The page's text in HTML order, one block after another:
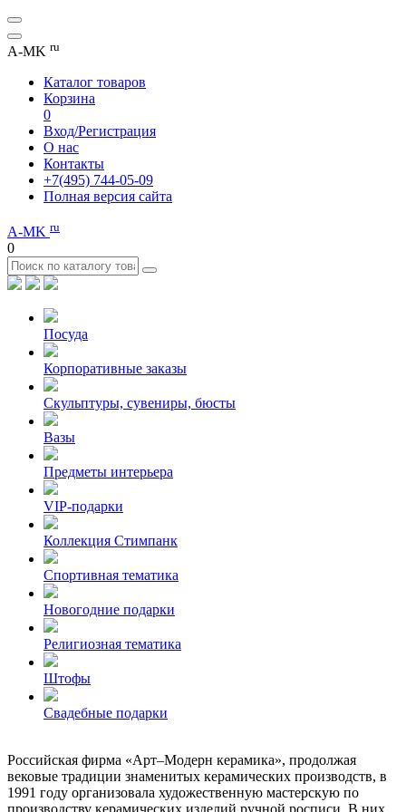
A-MK ru
Каталог товаров
Корзина
0
Вход/Регистрация
О нас
Контакты
+7(495) 744-05-09
Полная версия сайта
A-MK ru
0
Посуда
Корпоративные заказы
Скульптуры, сувениры, бюсты
Вазы
Предметы интерьера
VIP-подарки
Коллекция Стимпанк
Спортивная тематика
Новогодние подарки
Религиозная тематика
Штофы
Свадебные подарки
Российская фирма «Арт–Модерн керамика», продолжая
вековые традиции знаменитых керамических производств, в
1991 году организовала художественную мастерскую по
производству керамических изделий ручной росписи. В них